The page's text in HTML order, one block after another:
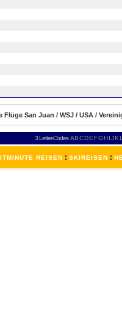
Flüge San Juan / WSJ / USA /
3 Letter-Codes ABCDEFGH IJKL
REISEN : SKIREISEN :